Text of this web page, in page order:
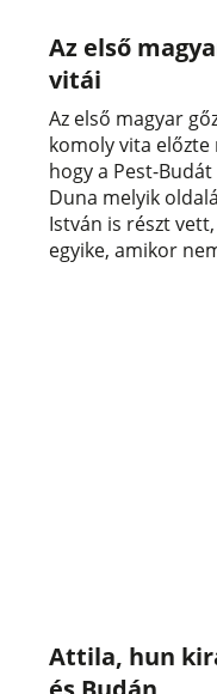
Az első
vitái
Az első magyar
komoly vita előzte
hogy a Pest-
Duna melyik
István is részt
egyike, amikor
Attila, hun